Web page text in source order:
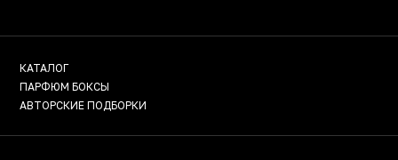
КАТАЛОГ
ПАРФЮМ БОКСЫ
АВТОРСКИЕ ПОДБОРКИ